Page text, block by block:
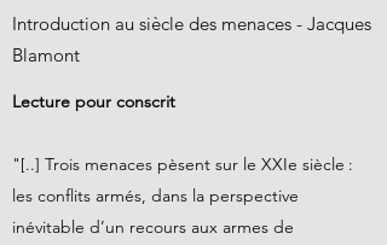
Introduction au siècle des menaces - Jacques
Blamont
Lecture pour conscrit
"[..] Trois menaces pèsent sur le XXIe siècle :
les conflits armés, dans la perspective
inévitable d’un recours aux armes de